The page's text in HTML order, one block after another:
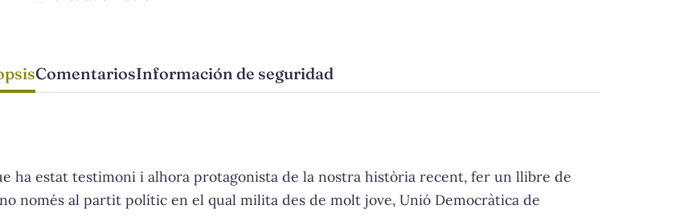
ComentariosInformación de seguridad
ha estat testimoni i alhora protagonista de la nostra història recent, fer un llibre de
només al partit polític en el qual milita des de molt jove, Unió Democràtica de